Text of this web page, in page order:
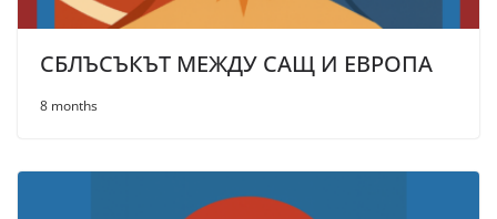
СБЛЪСЪКЪТ МЕЖДУ САЩ И ЕВРОПА
8 months